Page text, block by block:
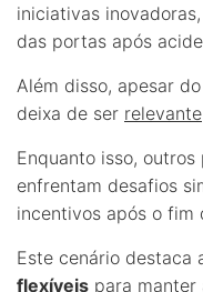
iniciativas
das portas após
Além disso, apesar
deixa de ser relevante
Enquanto isso, outros
enfrentam desafios
incentivos após o fim
Este cenário destaca
flexíveis para